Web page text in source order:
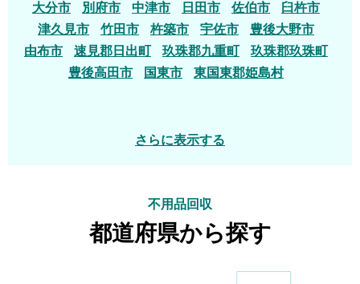
大分市 別府市 中津市 日田市 佐伯市
臼杵市
津久見市
竹田市 杵築市 宇佐市
豊後大野市
由布市
速見郡日出町 玖珠郡九重町
玖珠郡玖珠町
豊後高田市
国東市 東国東郡姫島村
さらに表示する
不用品回収
都道府県から探す